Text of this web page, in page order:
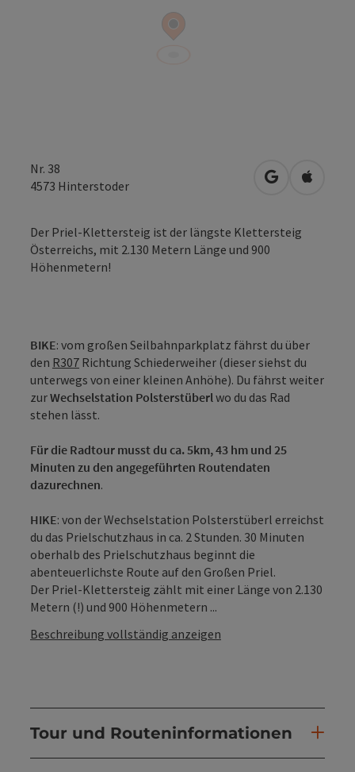
Nr. 38
4573 Hinterstoder in Google
in
Der Priel-Klettersteig ist der längste Klettersteig
Österreichs, mit 2.130 Metern Länge und 900
Höhenmetern!
BIKE: vom großen Seilbahnparkplatz fährst du über
den R307 Richtung Schiederweiher (dieser siehst du
unterwegs von einer kleinen Anhöhe). Du fährst weiter
zurWechselstation Polsterstüberl wo du das Rad
stehen lässt.
Für die Radtour musst du ca. 5km, 43 hm und 25
Minuten zu den angegeführten Routendaten
dazurechnen.
HIKE: von der Wechselstation Polsterstüberl erreichst
du das Prielschutzhaus in ca. 2 Stunden. 30 Minuten
oberhalb des Prielschutzhaus beginnt die
abenteuerlichste Route auf den Großen Priel.
Der Priel-Klettersteig zählt mit einer Länge von 2.130
Metern (!) und 900 Höhenmetern ...
Beschreibung vollständig anzeigen
Tour und Routeninformationen